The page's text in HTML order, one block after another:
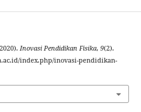
Inovasi Pendidikan Fisika, 9(2).
index.php/inovasi-pendidikan-